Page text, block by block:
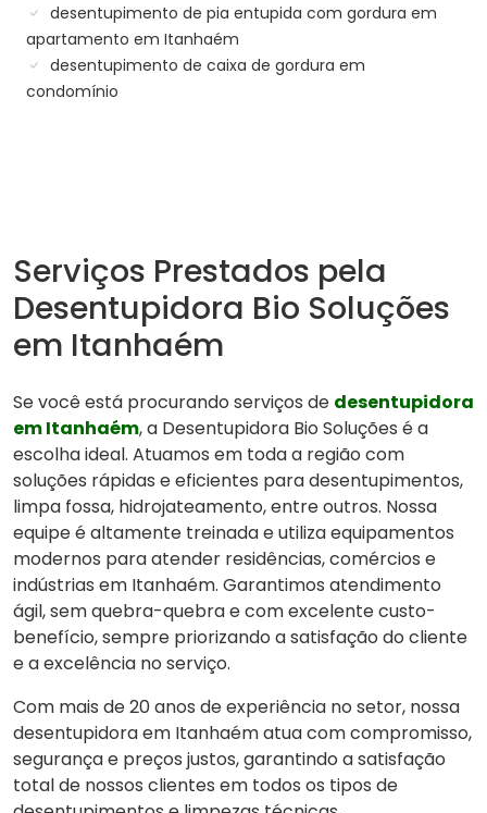
desentupimento de pia entupida com gordura em
apartamento em Itanhaém
desentupimento de caixa de gordura em
condomínio
Serviços Prestados pela
Desentupidora Bio Soluções
em Itanhaém
Se você está procurando serviços de desentupidora
em Itanhaém, a Desentupidora Bio Soluções é a
escolha ideal. Atuamos em toda a região com
soluções rápidas e eficientes para desentupimentos,
limpa fossa, hidrojateamento, entre outros. Nossa
equipe é altamente treinada e utiliza equipamentos
modernos para atender residências, comércios e
indústrias em Itanhaém. Garantimos atendimento
ágil, sem quebra-quebra e com excelente custo-
benefício, sempre priorizando a satisfação do cliente
e a excelência no serviço.
Com mais de 20 anos de experiência no setor, nossa
desentupidora em Itanhaém atua com compromisso,
segurança e preços justos, garantindo a satisfação
total de nossos clientes em todos os tipos de